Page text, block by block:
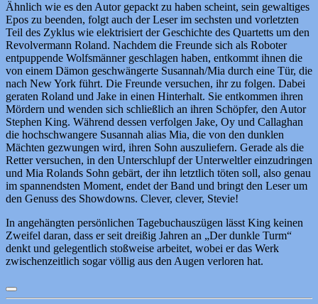
Ähnlich wie es den Autor gepackt zu haben scheint, sein gewaltiges
Epos zu beenden, folgt auch der Leser im sechsten und vorletzten
Teil des Zyklus wie elektrisiert der Geschichte des Quartetts um den
Revolvermann Roland. Nachdem die Freunde sich als Roboter
entpuppende Wolfsmänner geschlagen haben, entkommt ihnen die
von einem Dämon geschwängerte Susannah/Mia durch eine Tür, die
nach New York führt. Die Freunde versuchen, ihr zu folgen. Dabei
geraten Roland und Jake in einen Hinterhalt. Sie entkommen ihren
Mördern und wenden sich schließlich an ihren Schöpfer, den Autor
Stephen King. Während dessen verfolgen Jake, Oy und Callaghan
die hochschwangere Susannah alias Mia, die von den dunklen
Mächten gezwungen wird, ihren Sohn auszuliefern. Gerade als die
Retter versuchen, in den Unterschlupf der Unterweltler einzudringen
und Mia Rolands Sohn gebärt, der ihn letztlich töten soll, also genau
im spannendsten Moment, endet der Band und bringt den Leser um
den Genuss des Showdowns. Clever, clever, Stevie!
In angehängten persönlichen Tagebuchauszügen lässt King keinen
Zweifel daran, dass er seit dreißig Jahren an „Der dunkle Turm“
denkt und gelegentlich stoßweise arbeitet, wobei er das Werk
zwischenzeitlich sogar völlig aus den Augen verloren hat.